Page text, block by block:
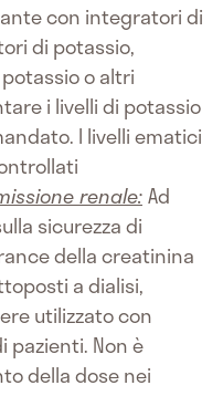
con integratori di
di potassio,
o altri
i livelli di potassio
I livelli ematici
renale:Ad
sicurezza di
della creatinina
a dialisi,
utilizzato con
pazienti. Non è
della dose nei